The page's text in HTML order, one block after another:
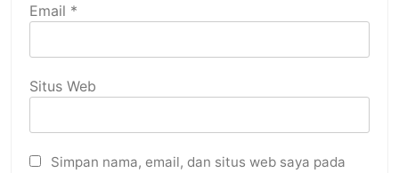
Email *
Situs Web
Simpan nama, email, dan situs web saya pada